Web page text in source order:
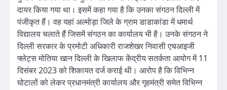
दायर किया गया था। इसमें कहा गया है कि उनका संगठन दिल्ली में
पंजीकृत हैं। वह यहां अल्मोड़ा जिले के ग्राम डाडाकांडा में धमार्थ
विद्यालय चलाते हैं जिसमें संगठन का कार्यालय भी है। उनके संगठन ने
दिल्ली सरकार के प्रमोटी अधिकारी राजशेखर निवासी एचआइजी
फ्लेट्स मोतिया खान दिल्ली के खिलाफ केंद्रीय सतर्कता आयोग में 11
दिसंबर 2023 को शिकायत दर्ज कराई थी। आरोप है कि विभिन्न
घोटालों को लेकर प्रधानमंत्री कार्यालय और गृहमंत्री समेत विभिन्न